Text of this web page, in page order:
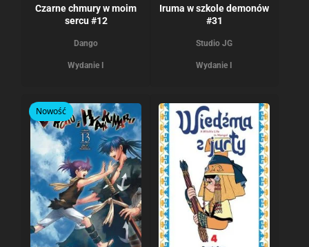
Czarne chmury w moim
sercu #12
Dango
Wydanie I
Iruma w szkole demonów
#31
Studio JG
Wydanie I
Nowość